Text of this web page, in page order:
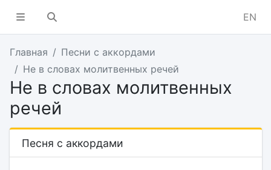
EN
Главная
Песни с аккордами
Не в словах молитвенных речей
Не в словах молитвенных
речей
Песня с аккордами